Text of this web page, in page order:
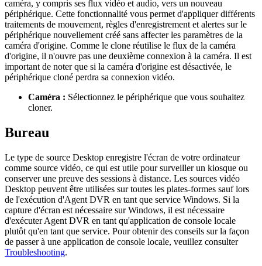
caméra, y compris ses flux vidéo et audio, vers un nouveau
périphérique. Cette fonctionnalité vous permet d'appliquer différents
traitements de mouvement, règles d'enregistrement et alertes sur le
périphérique nouvellement créé sans affecter les paramètres de la
caméra d'origine. Comme le clone réutilise le flux de la caméra
d'origine, il n'ouvre pas une deuxième connexion à la caméra. Il est
important de noter que si la caméra d'origine est désactivée, le
périphérique cloné perdra sa connexion vidéo.
Caméra : Sélectionnez le périphérique que vous souhaitez
cloner.
Bureau
Le type de source Desktop enregistre l'écran de votre ordinateur
comme source vidéo, ce qui est utile pour surveiller un kiosque ou
conserver une preuve des sessions à distance. Les sources vidéo
Desktop peuvent être utilisées sur toutes les plates-formes sauf lors
de l'exécution d'Agent DVR en tant que service Windows. Si la
capture d'écran est nécessaire sur Windows, il est nécessaire
d'exécuter Agent DVR en tant qu'application de console locale
plutôt qu'en tant que service. Pour obtenir des conseils sur la façon
de passer à une application de console locale, veuillez consulter
Troubleshooting.